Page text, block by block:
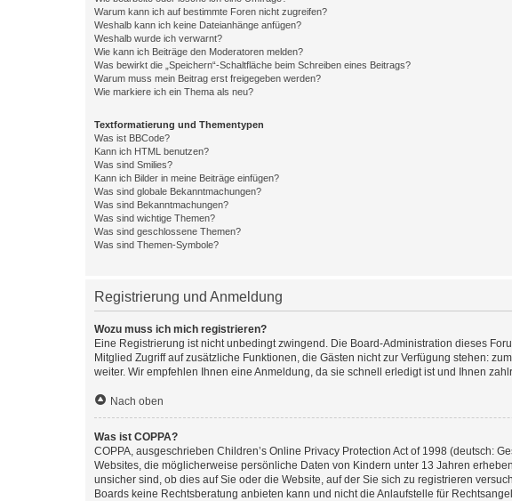
Warum kann ich auf bestimmte Foren nicht zugreifen?
Weshalb kann ich keine Dateianhänge anfügen?
Weshalb wurde ich verwarnt?
Wie kann ich Beiträge den Moderatoren melden?
Was bewirkt die „Speichern“-Schaltfläche beim Schreiben eines Beitrags?
Warum muss mein Beitrag erst freigegeben werden?
Wie markiere ich ein Thema als neu?
Textformatierung und Thementypen
Was ist BBCode?
Kann ich HTML benutzen?
Was sind Smilies?
Kann ich Bilder in meine Beiträge einfügen?
Was sind globale Bekanntmachungen?
Was sind Bekanntmachungen?
Was sind wichtige Themen?
Was sind geschlossene Themen?
Was sind Themen-Symbole?
Registrierung und Anmeldung
Wozu muss ich mich registrieren?
Eine Registrierung ist nicht unbedingt zwingend. Die Board-Administration dieses
Mitglied Zugriff auf zusätzliche Funktionen, die Gästen nicht zur Verfügung stehen:
weiter. Wir empfehlen Ihnen eine Anmeldung, da sie schnell erledigt ist und Ihnen
Nach oben
Was ist COPPA?
COPPA, ausgeschrieben Children’s Online Privacy Protection Act of 1998 (deutsch:
Websites, die möglicherweise persönliche Daten von Kindern unter 13 Jahren
unsicher sind, ob dies auf Sie oder die Website, auf der Sie sich zu registrieren
Boards keine Rechtsberatung anbieten kann und nicht die Anlaufstelle für